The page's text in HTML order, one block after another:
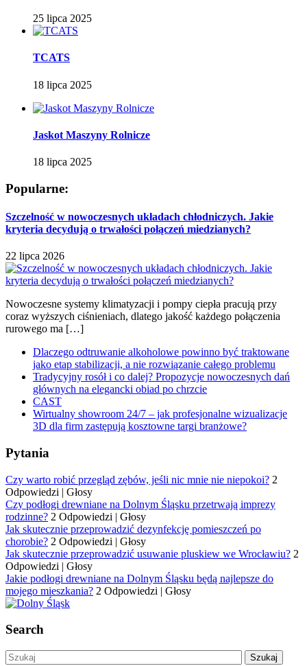
25 lipca 2025
TCATS
18 lipca 2025
Jaskot Maszyny Rolnicze
18 lipca 2025
Popularne:
Szczelność w nowoczesnych układach chłodniczych. Jakie
kryteria decydują o trwałości połączeń miedzianych?
22 lipca 2026
Nowoczesne systemy klimatyzacji i pompy ciepła pracują przy
coraz wyższych ciśnieniach, dlatego jakość każdego połączenia
rurowego ma […]
Dlaczego odtruwanie alkoholowe powinno być traktowane
jako etap stabilizacji, a nie rozwiązanie całego problemu
Tradycyjny rosół i co dalej? Propozycje nowoczesnych dań
głównych na elegancki obiad po chrzcie
CAST
Wirtualny showroom 24/7 – jak profesjonalne wizualizacje
3D dla firm zastępują kosztowne targi branżowe?
Pytania
Czy warto robić przegląd zębów, jeśli nic mnie nie niepokoi? 2
Odpowiedzi | Głosy
Czy podłogi drewniane na Dolnym Śląsku przetrwają imprezy
rodzinne? 2 Odpowiedzi | Głosy
Jak skutecznie przeprowadzić dezynfekcję pomieszczeń po
chorobie? 2 Odpowiedzi | Głosy
Jak skutecznie przeprowadzić usuwanie pluskiew we Wrocławiu? 2
Odpowiedzi | Głosy
Jakie podłogi drewniane na Dolnym Śląsku będą najlepsze do
mojego mieszkania? 2 Odpowiedzi | Głosy
Search